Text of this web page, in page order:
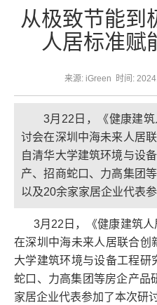
从极致节能到
人居标准赋
来源: iGreen 时间:
3月22日，《健康建
讨会在深圳中海未来人居
自清华大学建筑环境与设
产、招商蛇口、力高集团
以及20余家家居企业代表
3月22日，《健康建筑人
在深圳中海未来人居联合创
大学建筑环境与设备工程研
蛇口、力高集团等房企产品
家居企业代表参加了本次研讨